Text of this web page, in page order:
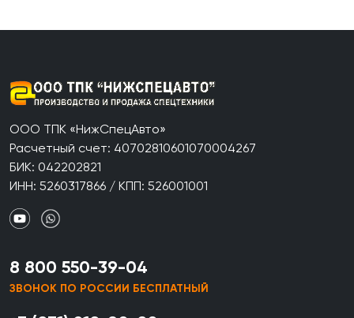
ООО ТПК «НижСпецАвто»
Расчетный счет: 40702810601070004267
БИК: 042202821
ИНН: 5260317866 / КПП: 526001001
8 800 550-39-04
ЗВОНОК ПО РОССИИ БЕСПЛАТНЫЙ